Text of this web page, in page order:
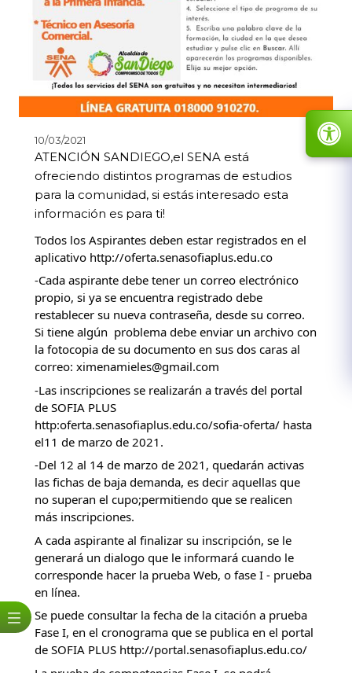
10/03/2021
ATENCIÓN SANDIEGO,el SENA está
ofreciendo distintos programas de estudios
para la comunidad, si estás interesado esta
información es para ti!
Todos los Aspirantes deben estar registrados en el
aplicativo http://oferta.senasofiaplus.edu.co
-Cada aspirante debe tener un correo electrónico
propio, si ya se encuentra registrado debe
restablecer su nueva contraseña, desde su correo.
Si tiene algún  problema debe enviar un archivo con
la fotocopia de su documento en sus dos caras al
correo: ximenamieles@gmail.com
-Las inscripciones se realizarán a través del portal
de SOFIA PLUS
http:oferta.senasofiaplus.edu.co/sofia-oferta/ hasta
el11 de marzo de 2021.
-Del 12 al 14 de marzo de 2021, quedarán activas
las fichas de baja demanda, es decir aquellas que
no superan el cupo;permitiendo que se realicen
más inscripciones.
A cada aspirante al finalizar su inscripción, se le
generará un dialogo que le informará cuando le
corresponde hacer la prueba Web, o fase I - prueba
en línea.
Se puede consultar la fecha de la citación a prueba
Fase I, en el cronograma que se publica en el portal
de SOFIA PLUS http://portal.senasofiaplus.edu.co/